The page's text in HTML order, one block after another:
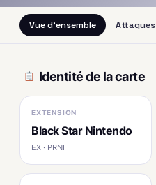
Vue d'ensemble Attaques
Identité de la carte
EXTENSION
Black Star Nintendo
EX · PRNI